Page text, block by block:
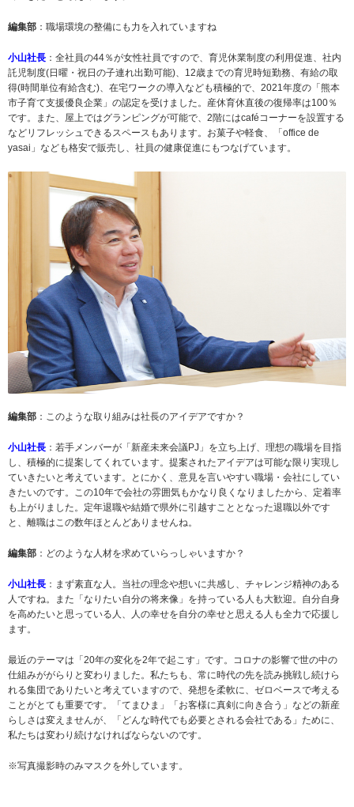
編集部 ：職場環境の整備にも力を入れていますね
小山社長 ：全社員の44％が女性社員ですので、育児休業制度の利用促進、社内
託児制度(日曜・祝日の子連れ出勤可能)、12歳までの育児時短勤務、有給の取
得(時間単位有給含む)、在宅ワークの導入なども積極的で、2021年度の「熊本
市子育て支援優良企業」の認定を受けました。産休育休直後の復帰率は100％
です。また、屋上ではグランピングが可能で、2階にはcaféコーナーを設置する
などリフレッシュできるスペースもあります。お菓子や軽食、「office de
yasai」なども格安で販売し、社員の健康促進にもつなげています。
編集部 ：このような取り組みは社長のアイデアですか？
小山社長 ：若手メンバーが「新産未来会議PJ」を立ち上げ、理想の職場を目指
し、積極的に提案してくれています。提案されたアイデアは可能な限り実現し
ていきたいと考えています。とにかく、意見を言いやすい職場・会社にしてい
きたいのです。この10年で会社の雰囲気もかなり良くなりましたから、定着率
も上がりました。定年退職や結婚で県外に引越すこととなった退職以外です
と、離職はこの数年ほとんどありませんね。
編集部 ：どのような人材を求めていらっしゃいますか？
小山社長 ：まず素直な人。当社の理念や想いに共感し、チャレンジ精神のある
人ですね。また「なりたい自分の将来像」を持っている人も大歓迎。自分自身
を高めたいと思っている人、人の幸せを自分の幸せと思える人も全力で応援し
ます。
最近のテーマは「20年の変化を2年で起こす」です。コロナの影響で世の中の
仕組みががらりと変わりました。私たちも、常に時代の先を読み挑戦し続けら
れる集団でありたいと考えていますので、発想を柔軟に、ゼロベースで考える
ことがとても重要です。「てまひま」「お客様に真剣に向き合う」などの新産
らしさは変えませんが、「どんな時代でも必要とされる会社である」ために、
私たちは変わり続けなければならないのです。
※写真撮影時のみマスクを外しています。